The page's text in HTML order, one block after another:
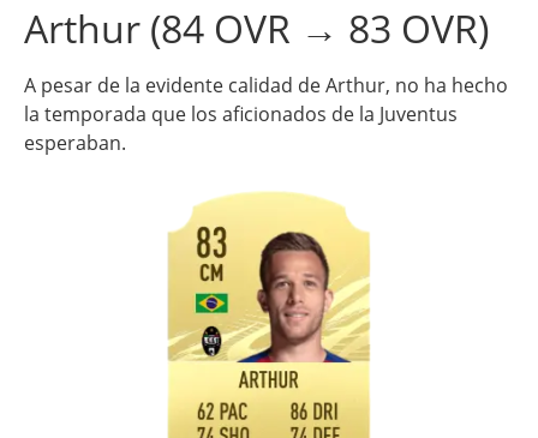
Arthur (84 OVR → 83 OVR)
A pesar de la evidente calidad de Arthur, no ha hecho
la temporada que los aficionados de la Juventus
esperaban.